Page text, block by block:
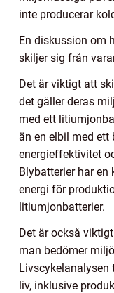
inte producerar
En diskussion om
skiljer sig från
Det är viktigt att
det gäller deras
med ett
än en elbil med
energieffektivitet
Blybatterier har en
energi för
litiumjonbatterier.
Det är också
man bedömer
Livscykelanalysen
liv, inklusive